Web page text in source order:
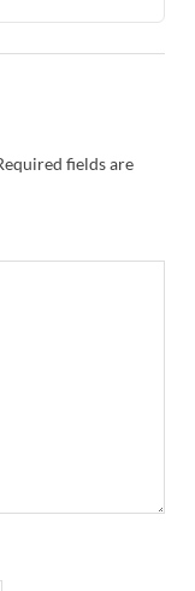
fields are